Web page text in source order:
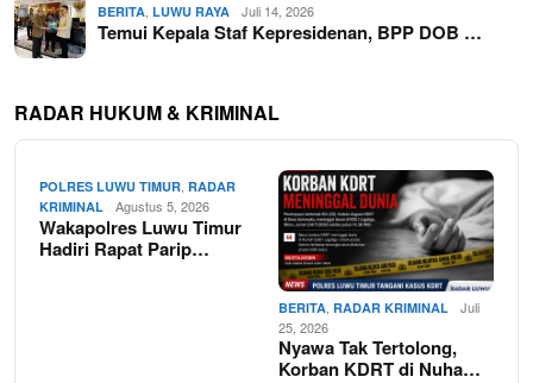
BERITA, LUWU RAYA Juli 14, 2026
Temui Kepala Staf Kepresidenan, BPP DOB …
RADAR HUKUM & KRIMINAL
POLRES LUWU TIMUR, RADAR
KRIMINAL
Agustus 5, 2026
Wakapolres Luwu Timur
Hadiri Rapat Parip…
BERITA RADAR KRIMINAL
Juli
25, 2026
Nyawa Tak Tertolong,
Korban KDRT di Nuha…